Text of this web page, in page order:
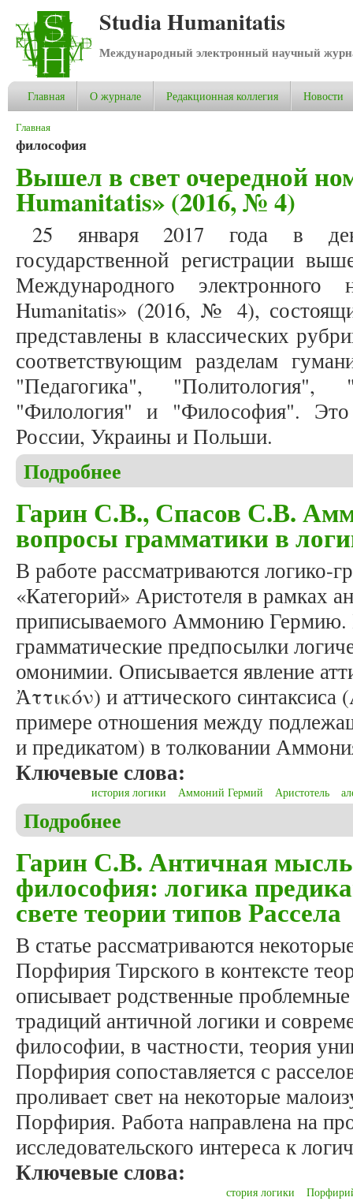
Studia Humanitatis
Международный электронный научный
Главная О журнале Редакционная коллегия Новости
Вы здесь
Главная
философия
Вышел в свет очередной
Humanitatis» (2016, № 4)
25 января 2017 года в
государственной регистрации
Международного электронного
Humanitatis» (2016, № 4),
представлены в классических
соответствующим разделам
"Педагогика", "Политология",
"Филология" и "Философия".
России, Украины и Польши.
Подробнее
Гарин С.В., Спасов С.В.
вопросы грамматики в
В работе рассматриваются логико-
«Категорий» Аристотеля в рамках
приписываемого Аммонию Гермию.
грамматические предпосылки
омонимии. Описывается явление
Ἀττικόν) и аттического
примере отношения между
и предикатом) в толковании
Ключевые слова:
история логики Аммоний Гермий Аристотель
Подробнее
Гарин С.В. Античная
философия: логика
свете теории типов Рассела
В статье рассматриваются
Порфирия Тирского в контексте
описывает родственные
традиций античной логики и
философии, в частности, теория
Порфирия сопоставляется с
проливает свет на некоторые
Порфирия. Работа направлена на
исследовательского интереса к
Ключевые слова:
стория логики